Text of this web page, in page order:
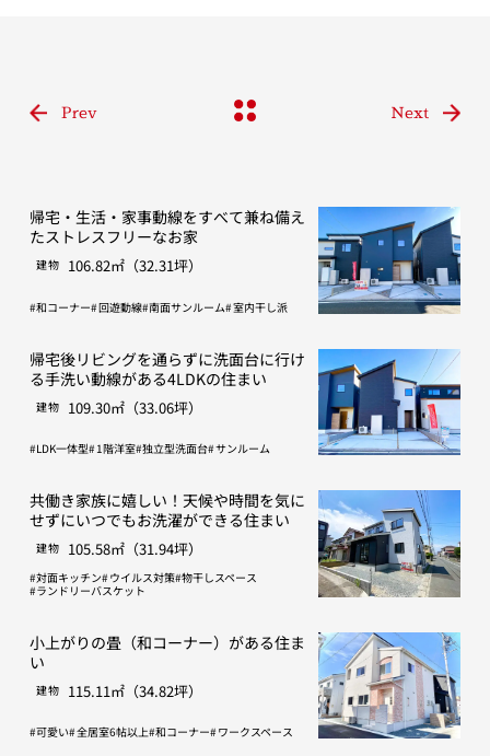
Prev Next
帰宅・生活・家事動線をすべて兼ね備え
たストレスフリーなお家
建物 106.82㎡（32.31坪）
和コーナー 回遊動線 南面サンルーム 室内干し派
帰宅後リビングを通らずに洗面台に行け
る手洗い動線がある4LDKの住まい
建物 109.30㎡（33.06坪）
LDK一体型 1階洋室 独立型洗面台 サンルーム
共働き家族に嬉しい！天候や時間を気に
せずにいつでもお洗濯ができる住まい
建物 105.58㎡（31.94坪）
対面キッチン ウイルス対策 物干しスペース
ランドリーバスケット
小上がりの畳（和コーナー）がある住ま
い
建物 115.11㎡（34.82坪）
可愛い 全居室6帖以上 和コーナー ワークスペース